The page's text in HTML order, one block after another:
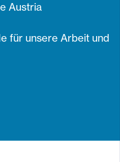
Austria
für unsere Arbeit und